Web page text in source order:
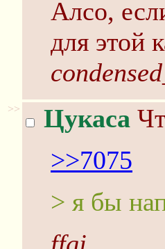
Алсо,
для этой
>> Цукаса
>>7075
> я бы